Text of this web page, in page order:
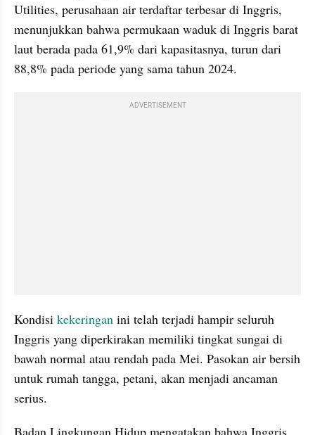
Utilities, perusahaan air terdaftar terbesar di Inggris,
menunjukkan bahwa permukaan waduk di Inggris barat
laut berada pada 61,9% dari kapasitasnya, turun dari
88,8% pada periode yang sama tahun 2024.
ADVERTISEMENT
Kondisi kekeringan ini telah terjadi hampir seluruh
Inggris yang diperkirakan memiliki tingkat sungai di
bawah normal atau rendah pada Mei. Pasokan air bersih
untuk rumah tangga, petani, akan menjadi ancaman
serius.
Badan Lingkungan Hidup mengatakan bahwa Inggris